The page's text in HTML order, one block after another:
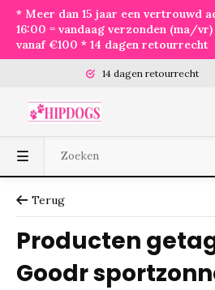
* Meer dan 15 jaar een vertrouwd
16:00 = vandaag verzonden (ma/
vanaf €100 * 14 dagen retourrecht
14 dagen retourrecht
Terug
Producten
Goodr